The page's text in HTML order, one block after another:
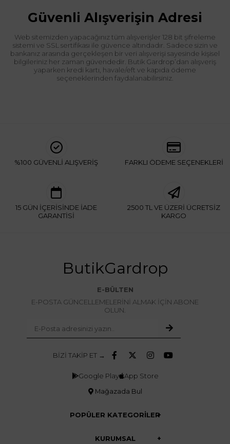
Güvenli Alışverişin Adresi
Web sitemizden yapacağınız tüm alışverişler 128 bit şifreleme
sistemi ve SSL sertifikası ile güvence altındadır. Sadece sizin ve
bankanız arasında gerçekleşen bir veri alışverişi sayesinde kişisel
bilgileriniz her zaman güvendedir. Butik Gardrop’dan alışveriş
yaparken kredi kartı, havale/eft ve kapıda ödeme
seçeneklerinden faydalanabilirsiniz.
%100 GÜVENLİ ALIŞVERİŞ FARKLI ÖDEME SEÇENEKLERİ
15 GÜN İÇERİSİNDE İADE
GARANTİSİ
2500 TL VE ÜZERİ ÜCRETSİZ
KARGO
ButikGardrop
E-BÜLTEN
E-POSTA GÜNCELLEMELERİNİ ALMAK İÇİN ABONE
OLUN.
BİZİ TAKİP ET →
Google Play App Store
Mağazada Bul
POPÜLER KATEGORİLER
KURUMSAL